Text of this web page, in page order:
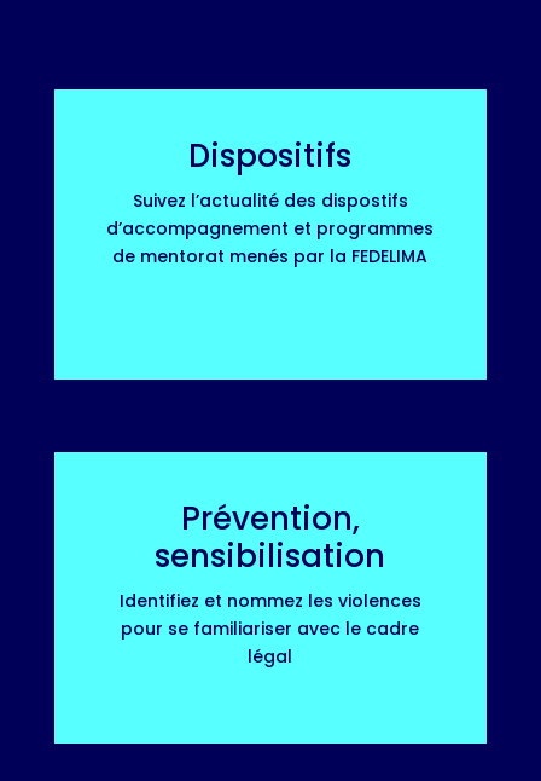
Dispositifs
Suivez l’actualité des dispostifs
d’accompagnement et programmes
de mentorat menés par la FEDELIMA
Prévention,
sensibilisation
Identifiez et nommez les violences
pour se familiariser avec le cadre
légal